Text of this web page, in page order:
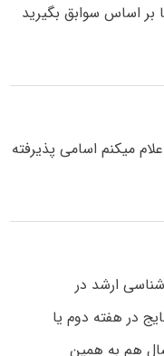
بر اساس سوابق بگیرید
میکنم اسامی پذیرفته
ارشد در
در هفته دوم یا
هم به همین